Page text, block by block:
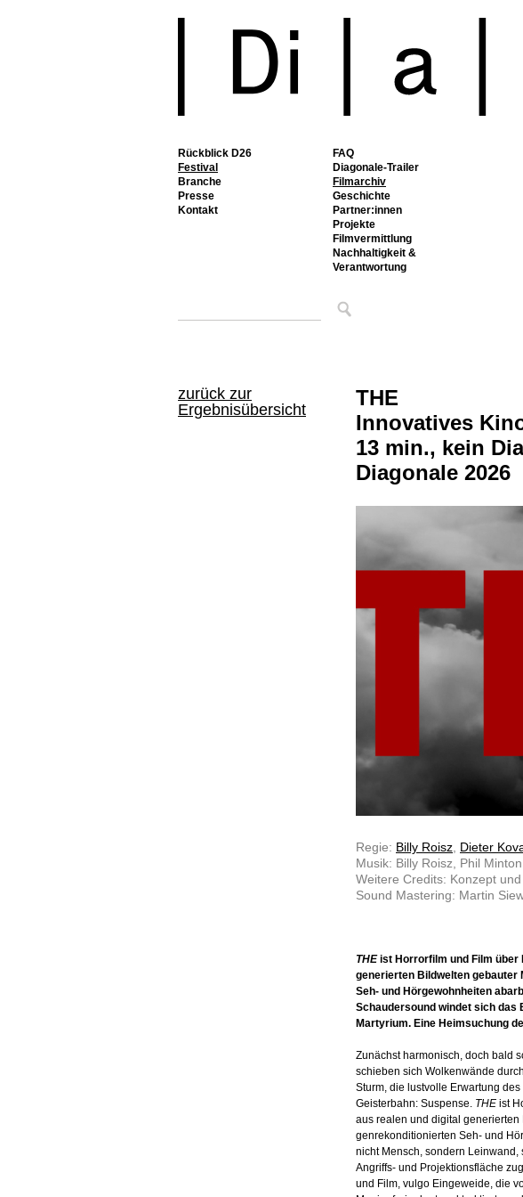
Rückblick D26
Festival
FAQ
Diagonale-Trailer
Filmarchiv
Geschichte
Partner:innen
Projekte
Filmvermittlung
Nachhaltigkeit &
Verantwortung
Branche
Presse
Kontakt
zurück zur
Ergebnisübersicht
THE
Innovatives
13 min., kein
Diagonale 2026
Regie: Billy Roisz Dieter
Musik: Billy Roisz, Phil
Weitere Credits: Konzept
Sound Mastering: Martin
THEist Horrorfilm und Film über
generierten Bildwelten
Seh- und Hörgewohnheiten
Schaudersound windet sich
Martyrium. Eine Heimsuchung
Zunächst harmonisch, doch bald
schieben sich Wolkenwände
Sturm, die lustvolle Erwartung
Geisterbahn: Suspense. THE ist
aus realen und digital
genrekonditionierten Seh- und
nicht Mensch, sondern
Angriffs- und Projektionsfläche
und Film, vulgo Eingeweide, die